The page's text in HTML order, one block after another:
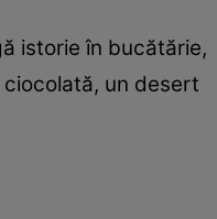
istorie în bucătărie,
un desert